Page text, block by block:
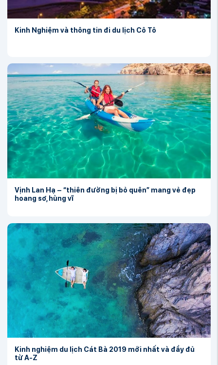
Kinh Nghiệm và thông tin đi du lịch Cô Tô
Vịnh Lan Hạ – “thiên đường bị bỏ quên” mang vẻ đẹp
hoang sơ, hùng vĩ
Kinh nghiệm du lịch Cát Bà 2019 mới nhất và đầy đủ
từ A-Z